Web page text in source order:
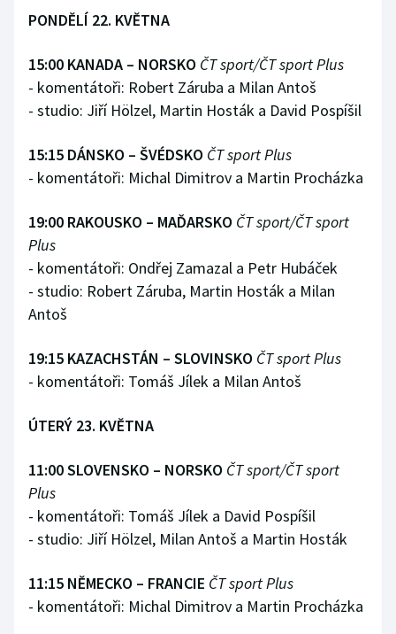
PONDĚLÍ 22. KVĚTNA
15:00 KANADA – NORSKO ČT sport/ČT sport Plus
- komentátoři: Robert Záruba a Milan Antoš
- studio: Jiří Hölzel, Martin Hosták a David Pospíšil
15:15 DÁNSKO – ŠVÉDSKO ČT sport Plus
- komentátoři: Michal Dimitrov a Martin Procházka
19:00 RAKOUSKO – MAĎARSKO ČT sport/ČT sport
Plus
- komentátoři: Ondřej Zamazal a Petr Hubáček
- studio: Robert Záruba, Martin Hosták a Milan
Antoš
19:15 KAZACHSTÁN – SLOVINSKO ČT sport Plus
- komentátoři: Tomáš Jílek a Milan Antoš
ÚTERÝ 23. KVĚTNA
11:00 SLOVENSKO – NORSKO ČT sport/ČT sport
Plus
- komentátoři: Tomáš Jílek a David Pospíšil
- studio: Jiří Hölzel, Milan Antoš a Martin Hosták
11:15 NĚMECKO – FRANCIE ČT sport Plus
- komentátoři: Michal Dimitrov a Martin Procházka